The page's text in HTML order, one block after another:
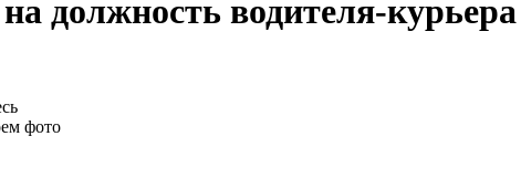
должность водителя-
фото